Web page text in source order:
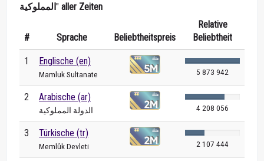
المملوكية" aller Zeiten
# Sprache Beliebtheitspreis
Relative
Beliebtheit
1 Englische (en)
Mamluk Sultanate 5 873 942
2 Arabische (ar)
الدولة المملوكية 4 208 056
3 Türkische (tr)
Memlûk Devleti 2 107 444